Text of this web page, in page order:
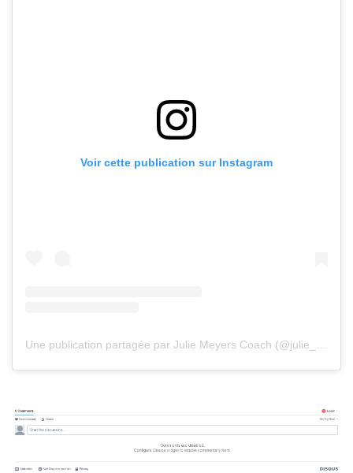
Voir cette publication sur Instagram